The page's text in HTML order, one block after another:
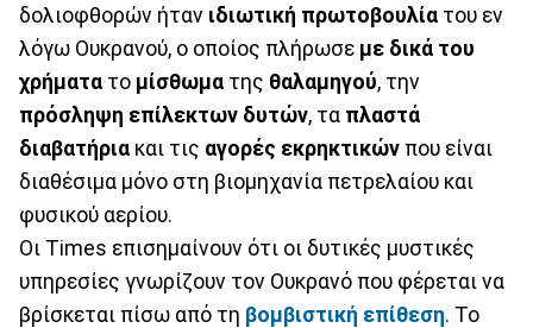
δολιοφθορών ήταν ιδιωτική πρωτοβουλία του εν
λόγω Ουκρανού, ο οποίος πλήρωσε με δικά του
χρήματα το μίσθωμα της θαλαμηγού, την
πρόσληψη επίλεκτων δυτών, τα πλαστά
διαβατήρια και τις αγορές εκρηκτικών που είναι
διαθέσιμα μόνο στη βιομηχανία πετρελαίου και
φυσικού αερίου.
Οι Times επισημαίνουν ότι οι δυτικές μυστικές
υπηρεσίες γνωρίζουν τον Ουκρανό που φέρεται να
βρίσκεται πίσω από τη βομβιστική επίθεση. Το